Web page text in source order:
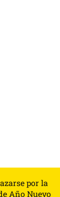
por la
Año Nuevo